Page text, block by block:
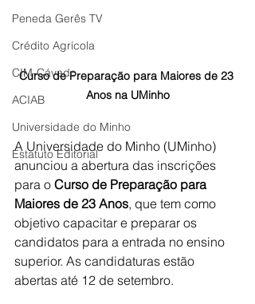
Peneda Gerês TV
Crédito Agrícola
CIM-Cávado
ACIAB
Universidade do Minho
Estatuto Editorial
Curso de Preparação para Maiores de 23
Anos na UMinho
A Universidade do Minho (UMinho)
anunciou a abertura das inscrições
para o Curso de Preparação para
Maiores de 23 Anos, que tem como
objetivo capacitar e preparar os
candidatos para a entrada no ensino
superior. As candidaturas estão
abertas até 12 de setembro.